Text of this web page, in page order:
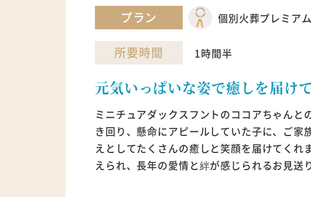
プラン 個別火葬プレミアム
所要時間 1時間半
元気いっぱいな姿で癒しを届け
ミニチュアダックスフントのココアちゃん
き回り、懸命にアピールしていた子に、ご
えとしてたくさんの癒しと笑顔を届けてく
えられ、長年の愛情と絆が感じられるお見送